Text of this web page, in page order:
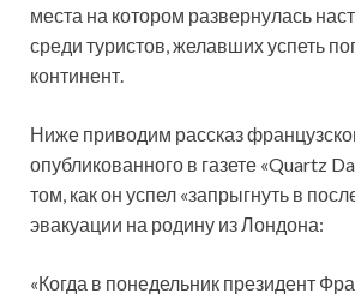
места на котором развернулась
среди туристов, желавших успеть
континент.
Ниже приводим рассказ
опубликованного в газете «Quartz
том, как он успел «запрыгнуть в
эвакуации на родину из Лондона:
«Когда в понедельник президент